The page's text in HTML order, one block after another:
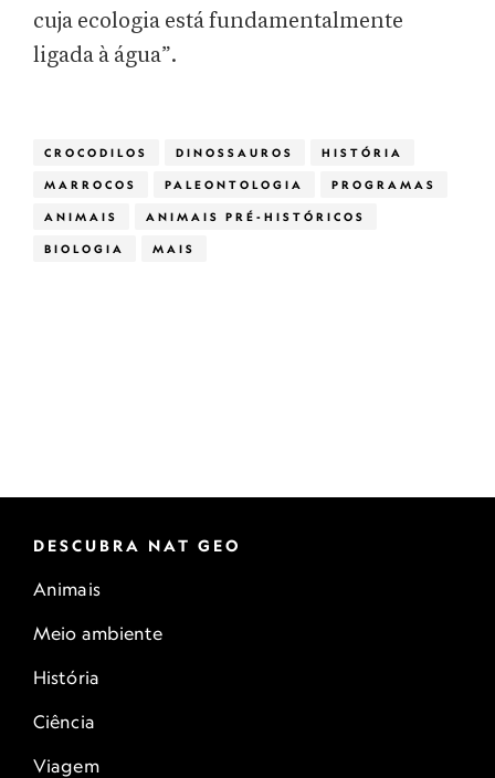
cuja ecologia está fundamentalmente
ligada à água”.
CROCODILOS DINOSSAUROS HISTÓRIA
MARROCOS PALEONTOLOGIA PROGRAMAS
ANIMAIS ANIMAIS PRÉ-HISTÓRICOS
BIOLOGIA MAIS
DESCUBRA NAT GEO
Animais
Meio ambiente
História
Ciência
Viagem